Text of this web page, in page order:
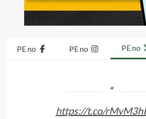
PE no PE no PE no
https://t.co/